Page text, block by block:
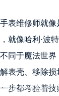
镜意外破碎？
表维修师就
就像哈利·波
同于魔法世
表壳、移除
步都考验着技